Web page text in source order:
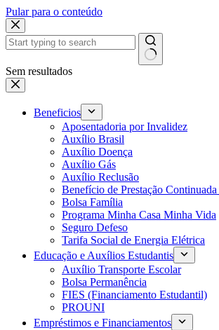
Pular para o conteúdo
Sem resultados
Beneficios
Aposentadoria por Invalidez
Auxílio Brasil
Auxílio Doença
Auxílio Gás
Auxílio Reclusão
Benefício de Prestação
Bolsa Família
Programa Minha Casa Minha Vida
Seguro Defeso
Tarifa Social de Energia Elétrica
Educação e Auxílios Estudantis
Auxílio Transporte Escolar
Bolsa Permanência
FIES (Financiamento Estudantil)
PROUNI
Empréstimos e Financiamentos